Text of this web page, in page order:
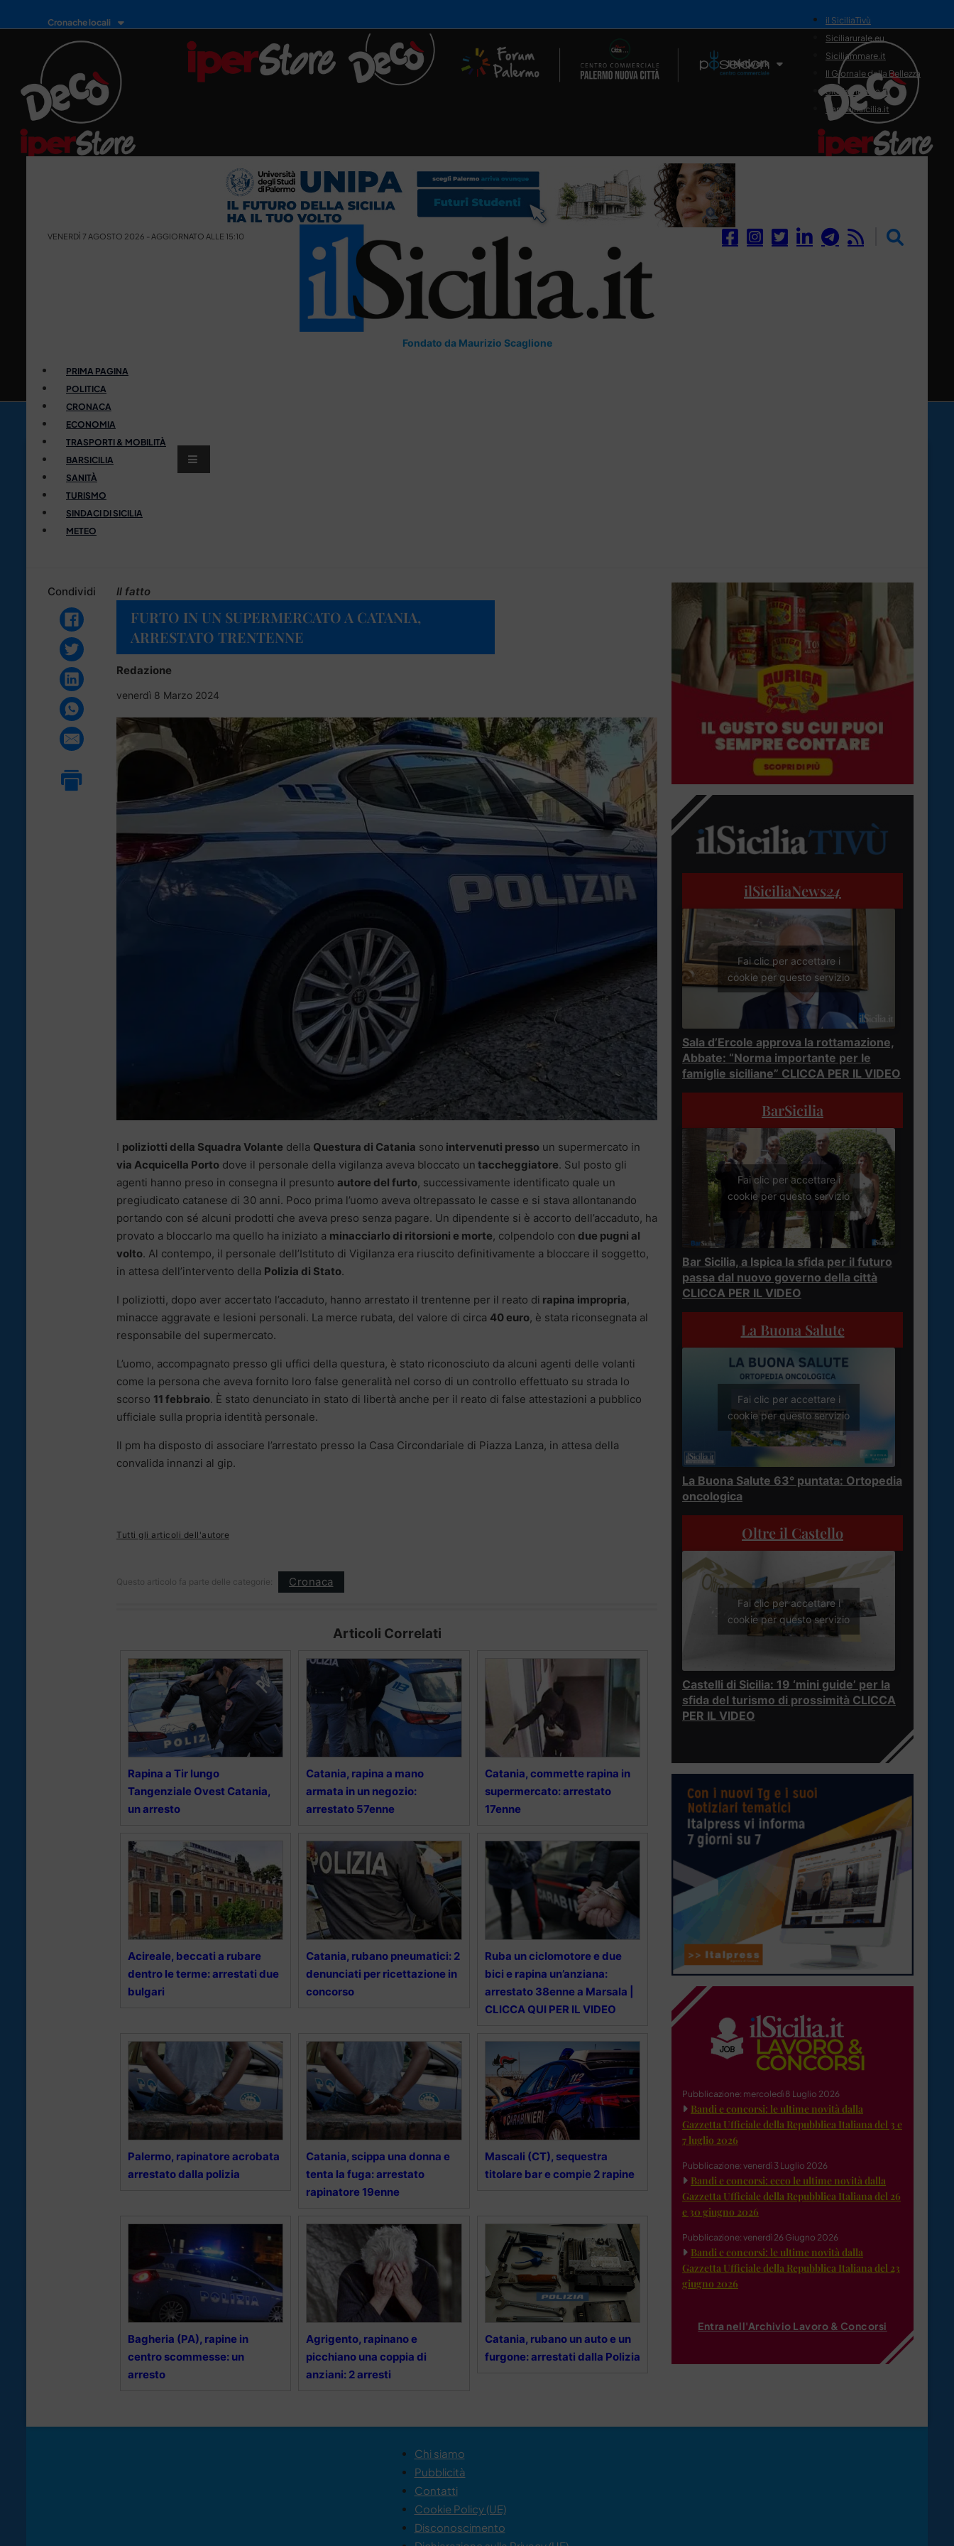
Cronache locali
Il Network
il SiciliaTivù
Siciliarurale.eu
Siciliammare.it
Il Giornale della Bellezza
Siciliamedica.it
Sanitainsicilia.it
VENERDÌ 7 AGOSTO 2026 - AGGIORNATO ALLE 15:10
Fondato da Maurizio Scaglione
PRIMA PAGINA
POLITICA
CRONACA
ECONOMIA
TRASPORTI & MOBILITÀ
BARSICILIA
SANITÀ
TURISMO
SINDACI DI SICILIA
METEO
Condividi Il fatto
FURTO IN UN SUPERMERCATO A CATANIA,
ARRESTATO TRENTENNE
Redazione
venerdì 8 Marzo 2024
I poliziotti della Squadra Volante della Questura di Catania sono intervenuti presso un supermercato in
via Acquicella Porto dove il personale della vigilanza aveva bloccato un taccheggiatore. Sul posto gli
agenti hanno preso in consegna il presunto autore del furto, successivamente identificato quale un
pregiudicato catanese di 30 anni. Poco prima l’uomo aveva oltrepassato le casse e si stava allontanando
portando con sé alcuni prodotti che aveva preso senza pagare. Un dipendente si è accorto dell’accaduto, ha
provato a bloccarlo ma quello ha iniziato a minacciarlo di ritorsioni e morte, colpendolo con due pugni al
volto. Al contempo, il personale dell’Istituto di Vigilanza era riuscito definitivamente a bloccare il soggetto,
in attesa dell’intervento della Polizia di Stato.
I poliziotti, dopo aver accertato l’accaduto, hanno arrestato il trentenne per il reato di rapina impropria,
minacce aggravate e lesioni personali. La merce rubata, del valore di circa 40 euro, è stata riconsegnata al
responsabile del supermercato.
L’uomo, accompagnato presso gli uffici della questura, è stato riconosciuto da alcuni agenti delle volanti
come la persona che aveva fornito loro false generalità nel corso di un controllo effettuato su strada lo
scorso 11 febbraio. È stato denunciato in stato di libertà anche per il reato di false attestazioni a pubblico
ufficiale sulla propria identità personale.
Il pm ha disposto di associare l’arrestato presso la Casa Circondariale di Piazza Lanza, in attesa della
convalida innanzi al gip.
Tutti gli articoli dell'autore
Questo articolo fa parte delle categorie: Cronaca
Articoli Correlati
Rapina a Tir lungo
Tangenziale Ovest Catania,
un arresto
Catania, rapina a mano
armata in un negozio:
arrestato 57enne
Catania, commette rapina in
supermercato: arrestato
17enne
Acireale, beccati a rubare
dentro le terme: arrestati due
bulgari
Catania, rubano pneumatici: 2
denunciati per ricettazione in
concorso
Ruba un ciclomotore e due
bici e rapina un’anziana:
arrestato 38enne a Marsala |
CLICCA QUI PER IL VIDEO
Palermo, rapinatore acrobata
arrestato dalla polizia
Catania, scippa una donna e
tenta la fuga: arrestato
rapinatore 19enne
Mascali (CT), sequestra
titolare bar e compie 2 rapine
Bagheria (PA), rapine in
centro scommesse: un
arresto
Agrigento, rapinano e
picchiano una coppia di
anziani: 2 arresti
Catania, rubano un auto e un
furgone: arrestati dalla Polizia
ilSiciliaNews24
Fai clic per accettare i
cookie per questo servizio
Sala d’Ercole approva la rottamazione,
Abbate: “Norma importante per le
famiglie siciliane” CLICCA PER IL VIDEO
BarSicilia
Fai clic per accettare i
cookie per questo servizio
Bar Sicilia, a Ispica la sfida per il futuro
passa dal nuovo governo della città
CLICCA PER IL VIDEO
La Buona Salute
Fai clic per accettare i
cookie per questo servizio
La Buona Salute 63° puntata: Ortopedia
oncologica
Oltre il Castello
Fai clic per accettare i
cookie per questo servizio
Castelli di Sicilia: 19 ‘mini guide’ per la
sfida del turismo di prossimità CLICCA
PER IL VIDEO
Pubblicazione: mercoledì 8 Luglio 2026
Bandi e concorsi: le ultime novità dalla
Gazzetta Ufficiale della Repubblica Italiana del 3 e
7 luglio 2026
Pubblicazione: venerdì 3 Luglio 2026
Bandi e concorsi: ecco le ultime novità dalla
Gazzetta Ufficiale della Repubblica Italiana del 26
e 30 giugno 2026
Pubblicazione: venerdì 26 Giugno 2026
Bandi e concorsi: le ultime novità dalla
Gazzetta Ufficiale della Repubblica Italiana del 23
giugno 2026
Entra nell'Archivio Lavoro & Concorsi
Chi siamo
Pubblicità
Contatti
Cookie Policy (UE)
Disconoscimento